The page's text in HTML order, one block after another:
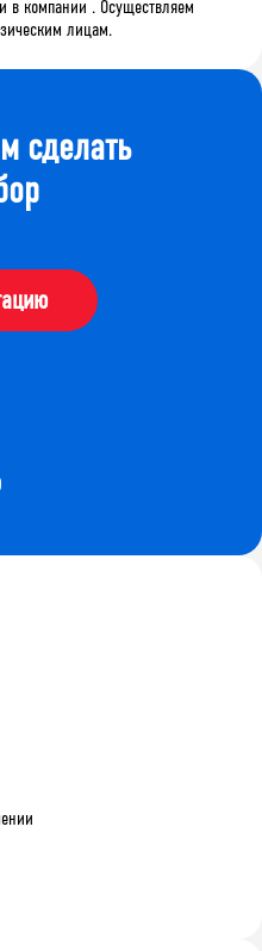
компании . Осуществляем
лицам.
сделать